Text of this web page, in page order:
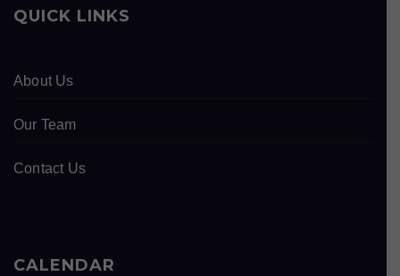
QUICK LINKS
About Us
Our Team
Contact Us
CALENDAR